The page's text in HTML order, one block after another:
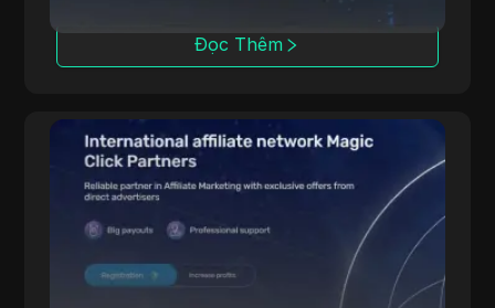
Đọc Thêm
Magic Click
Magic Click hợp tác với hơn 10,000 affiliate,
cung cấp hơn 500 sản phẩm iGaming thông
qua các mối quan hệ đối tác mạnh mẽ.